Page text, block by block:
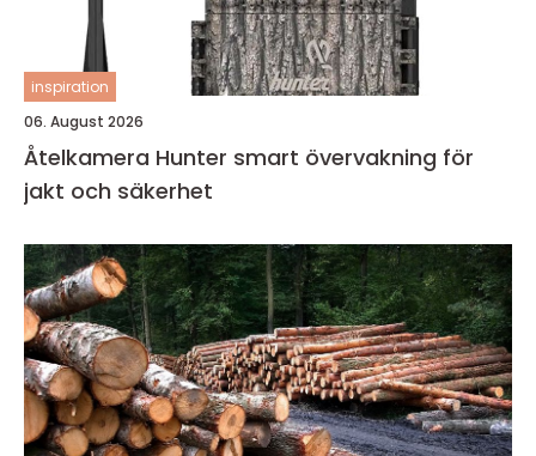
inspiration
06. August 2026
Åtelkamera Hunter smart övervakning för
jakt och säkerhet